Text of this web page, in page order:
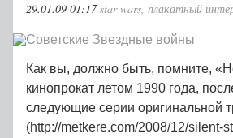
29.01.09 01:17 star wars, плакатный
Как вы, должно быть, помните,
кинопрокат летом 1990 года,
следующие серии оригинальной
(http://metkere.com/2008/12/silent-